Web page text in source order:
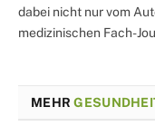
dabei nicht nur vom
medizinischen Fach-
MEHR